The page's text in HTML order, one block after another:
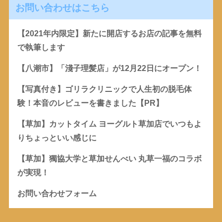
お問い合わせはこちら
【2021年内限定】新たに開店するお店の記事を無料
で執筆します
【八潮市】「淺子理髪店」が12月22日にオープン！
【写真付き】ゴリラクリニックで人生初の脱毛体
験！本音のレビューを書きました【PR】
【草加】カットタイム ヨーグルト草加店でいつもよ
りちょっといい感じに
【草加】獨協大学と草加せんべい 丸草一福のコラボ
が実現！
お問い合わせフォーム